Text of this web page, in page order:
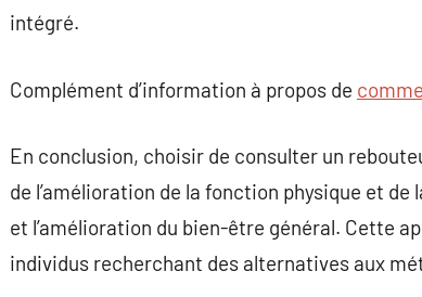
intégré.
Complément d’information à propos de
En conclusion, choisir de consulter un
de l’amélioration de la fonction physique et
et l’amélioration du bien-être général. Cette
individus recherchant des alternatives aux